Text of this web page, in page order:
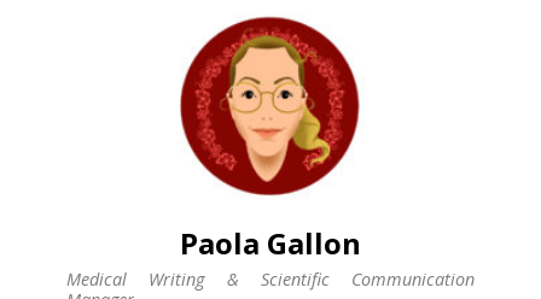
Paola Gallon
Medical Writing & Scientific Communication